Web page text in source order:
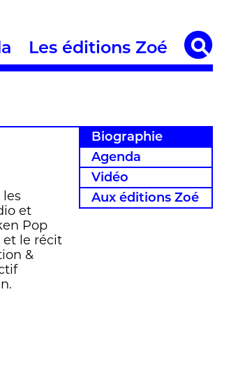
Les éditions Zoé
Biographie
Agenda
Vidéo
Aux éditions Zoé
les
et
Pop
et le récit
&